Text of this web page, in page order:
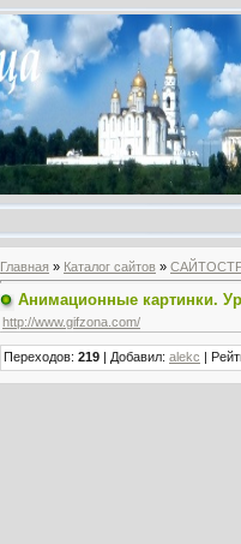
Главная » Каталог сайтов »
Анимационные картинки.
http://www.gifzona.com/
Переходов: 219 | Добавил: alekc |